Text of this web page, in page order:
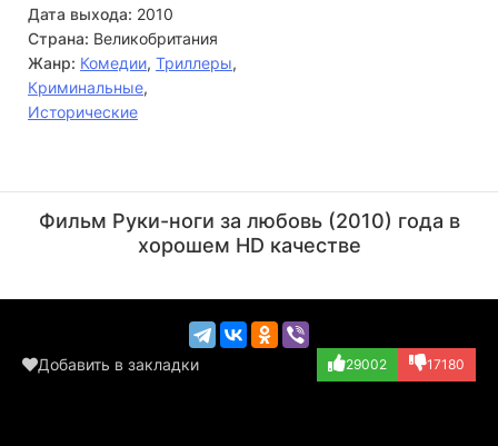
Дата выхода: 2010
Страна: Великобритания
Жанр: Комедии, Триллеры,
Криминальные,
Исторические
(Old Joseph)
(Cowboy, в титра...)
Фильм Руки-ноги за любовь (2010) года в
хорошем HD качестве
Добавить в закладки 29002 17180